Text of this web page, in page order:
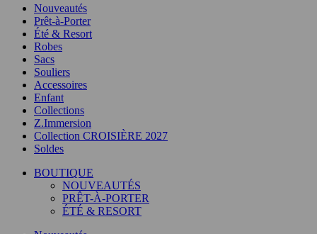
Nouveautés
Prêt-à-Porter
Été & Resort
Robes
Sacs
Souliers
Accessoires
Enfant
Collections
Z.Immersion
Collection CROISIÈRE 2027
Soldes
BOUTIQUE
NOUVEAUTÉS
PRÊT-À-PORTER
ÉTÉ & RESORT